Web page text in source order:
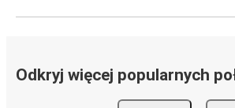
Odkryj więcej popularnych